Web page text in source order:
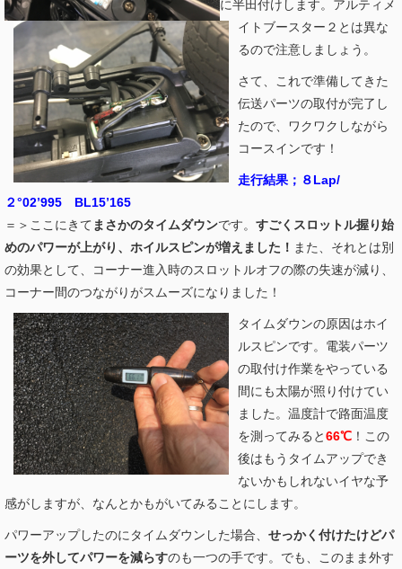
に半田付けします。アルティメ
イトブースター２とは異な
るので注意しましょう。
さて、これで準備してきた
伝送パーツの取付が完了し
たので、ワクワクしながら
コースインです！
走行結果；８Lap/
２°02’995 BL15’165
＝＞ここにきて まさかのタイムダウンです。 すごくスロットル握り始
めのパワーが上がり、ホイルスピンが増えました！ また、それとは別
の効果として、コーナー進入時のスロットルオフの際の失速が減り、
コーナー間のつながりがスムーズになりました！
タイムダウンの原因はホイ
ルスピンです。電装パーツ
の取付け作業をやっている
間にも太陽が照り付けてい
ました。温度計で路面温度
を測ってみると66℃ ！この
後はもうタイムアップでき
ないかもしれないイヤな予
感がしますが、なんとかもがいてみることにします。
パワーアップしたのにタイムダウンした場合、 せっかく付けたけどパ
ーツを外してパワーを減らすのも一つの手です。でも、このまま外す